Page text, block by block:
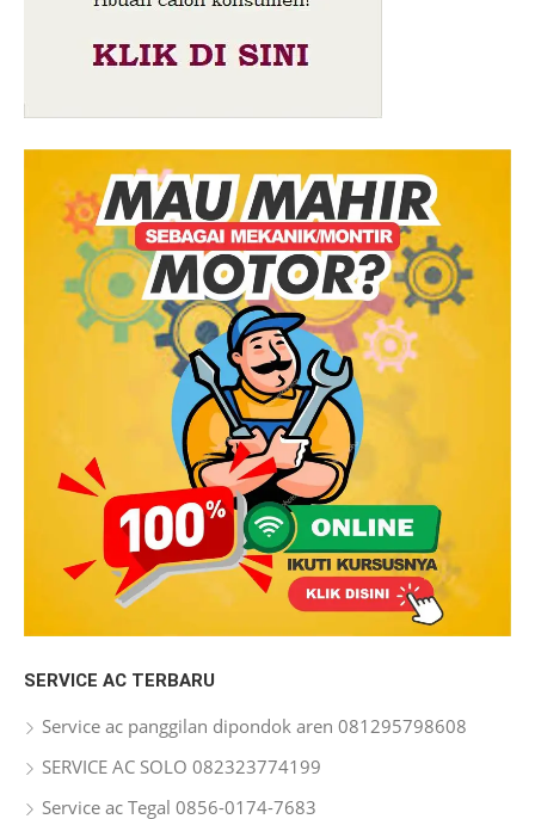
SERVICE AC TERBARU
Service ac panggilan dipondok aren 081295798608
SERVICE AC SOLO 082323774199
Service ac Tegal 0856-0174-7683